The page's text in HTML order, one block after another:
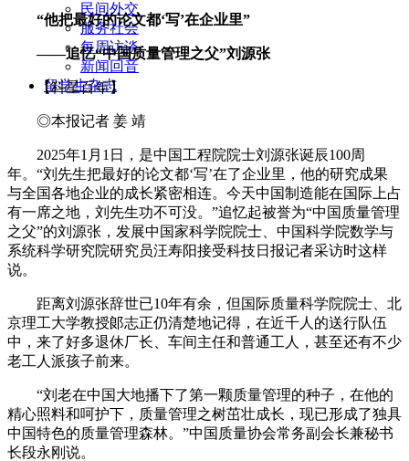
民间外交
服务社会
每周访谈
新闻回音
留学生杂志
“他把最好的论文都‘写’在企业里”
——追忆“中国质量管理之父”刘源张
【科星百年】
◎本报记者 姜 靖
2025年1月1日，是中国工程院院士刘源张诞辰100周
年。“刘先生把最好的论文都‘写’在了企业里，他的研究成果
与全国各地企业的成长紧密相连。今天中国制造能在国际上占
有一席之地，刘先生功不可没。”追忆起被誉为“中国质量管理
之父”的刘源张，发展中国家科学院院士、中国科学院数学与
系统科学研究院研究员汪寿阳接受科技日报记者采访时这样
说。
距离刘源张辞世已10年有余，但国际质量科学院院士、北
京理工大学教授郞志正仍清楚地记得，在近千人的送行队伍
中，来了好多退休厂长、车间主任和普通工人，甚至还有不少
老工人派孩子前来。
“刘老在中国大地播下了第一颗质量管理的种子，在他的
精心照料和呵护下，质量管理之树茁壮成长，现已形成了独具
中国特色的质量管理森林。”中国质量协会常务副会长兼秘书
长段永刚说。